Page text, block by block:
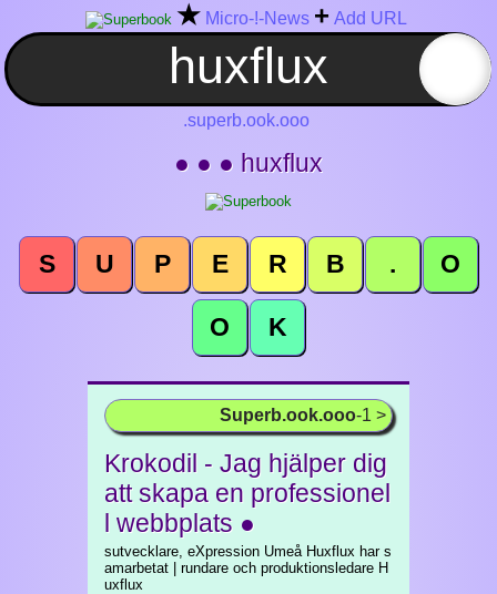
★ Micro-!-News + Add URL
.superb.ook.ooo
● ● ● huxflux
S U P E R B . O
O K
Superb.ook.ooo-1 >
Krokodil - Jag hjälper dig
att skapa en professionel
l webbplats ●
sutvecklare, eXpression Umeå Huxflux har s
amarbetat | rundare och produktionsledare H
uxflux